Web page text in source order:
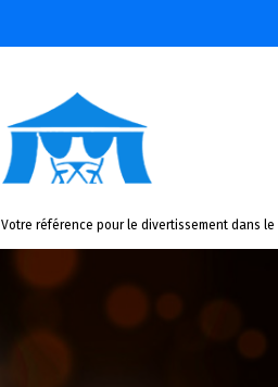
Votre référence pour le divertissement dans